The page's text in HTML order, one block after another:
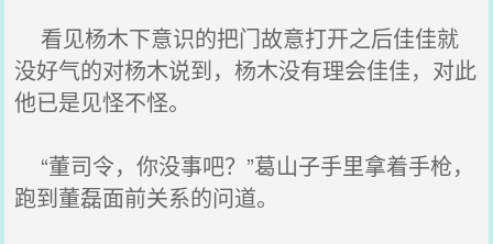
看见杨木下意识的把门故意打开之后佳佳就
没好气的对杨木说到，杨木没有理会佳佳，对此
他已是见怪不怪。
“董司令，你没事吧？”葛山子手里拿着手枪，
跑到董磊面前关系的问道。